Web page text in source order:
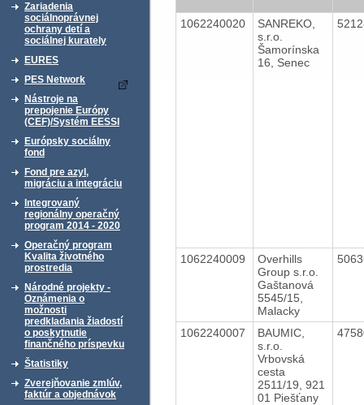
Zariadenia
sociálnoprávnej
ochrany detí a
sociálnej kurately
EURES
PES Network
Nástroje na
prepojenie Európy
(CEF)/Systém EESSI
Európsky sociálny
fond
Fond pre azyl,
migráciu a integráciu
Integrovaný
regionálny operačný
program 2014 - 2020
Operačný program
Kvalita životného
prostredia
Národné projekty -
Oznámenia o
možnosti
predkladania žiadostí
o poskytnutie
finančného príspevku
Štatistiky
Zverejňovanie zmlúv,
faktúr a objednávok
1062240020
SANREKO,
s.r.o.
Šamorínska
16, Senec
1062240009
Overhills
Group s.r.o.
Gaštanová
5545/15,
Malacky
1062240007
BAUMIC,
s.r.o.
Vrbovská
cesta
2511/19, 921
01 Piešťany